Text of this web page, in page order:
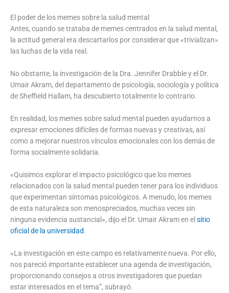
El poder de los memes sobre la salud mental
Antes, cuando se trataba de memes centrados en la salud mental,
la actitud general era descartarlos por considerar que «trivializan»
las luchas de la vida real.
No obstante, la investigación de la Dra. Jennifer Drabble y el Dr.
Umair Akram, del departamento de psicología, sociología y política
de Sheffield Hallam, ha descubierto totalmente lo contrario.
En realidad, los memes sobre salud mental pueden ayudarnos a
expresar emociones difíciles de formas nuevas y creativas, así
como a mejorar nuestros vínculos emocionales con los demás de
forma socialmente solidaria.
«Quisimos explorar el impacto psicológico que los memes
relacionados con la salud mental pueden tener para los individuos
que experimentan síntomas psicológicos. A menudo, los memes
de esta naturaleza son menospreciados, muchas veces sin
ninguna evidencia sustancial», dijo el Dr. Umair Akram en el sitio
oficial de la universidad.
«La investigación en este campo es relativamente nueva. Por ello,
nos pareció importante establecer una agenda de investigación,
proporcionando consejos a otros investigadores que puedan
estar interesados en el tema”, subrayó.